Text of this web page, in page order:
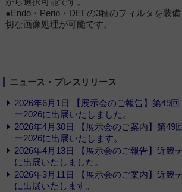
●Endo・Perio・DEFの3種のフィルタを装
切な画像処理が可能です。
ニュース・プレスリリース
2026年6月1日 【展示会のご報告】第49
ー2026に出展いたしました。
2026年4月30日 【展示会のご案内】第49
ー2026に出展いたします。
2026年4月13日 【展示会のご報告】近畿
に出展いたしました。
2026年3月11日 【展示会のご案内】近畿
に出展いたします。